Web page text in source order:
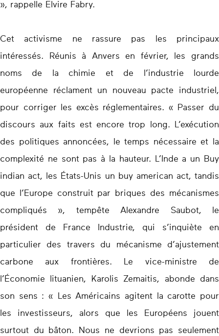
», rappelle Elvire Fabry.
Cet activisme ne rassure pas les principaux
intéressés. Réunis à Anvers en février, les grands
noms de la chimie et de l’industrie lourde
européenne réclament un nouveau pacte industriel,
pour corriger les excès réglementaires. « Passer du
discours aux faits est encore trop long. L’exécution
des politiques annoncées, le temps nécessaire et la
complexité ne sont pas à la hauteur. L’Inde a un Buy
indian act, les États-Unis un buy american act, tandis
que l’Europe construit par briques des mécanismes
compliqués », tempête Alexandre Saubot, le
président de France Industrie, qui s’inquiète en
particulier des travers du mécanisme d’ajustement
carbone aux frontières. Le vice-ministre de
l’Économie lituanien, Karolis Zemaitis, abonde dans
son sens : « Les Américains agitent la carotte pour
les investisseurs, alors que les Européens jouent
surtout du bâton. Nous ne devrions pas seulement